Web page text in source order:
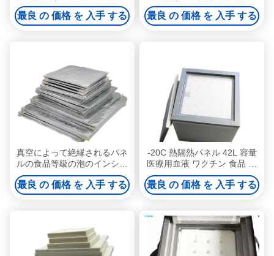
ってを絶縁された氷のクーラ
ー箱絶縁しました
最良 の 価格 を 入手 する
より涼しい箱を絶縁しました
最良 の 価格 を 入手 する
真空によって絶縁されるパネ
ルの食品等級の泡のインシュ
レーション・ボード
最良 の 価格 を 入手 する
-20C 熱隔熱パネル 42L 容量
医療用血液 ワクチン 食品 食
品 冷凍
最良 の 価格 を 入手 する